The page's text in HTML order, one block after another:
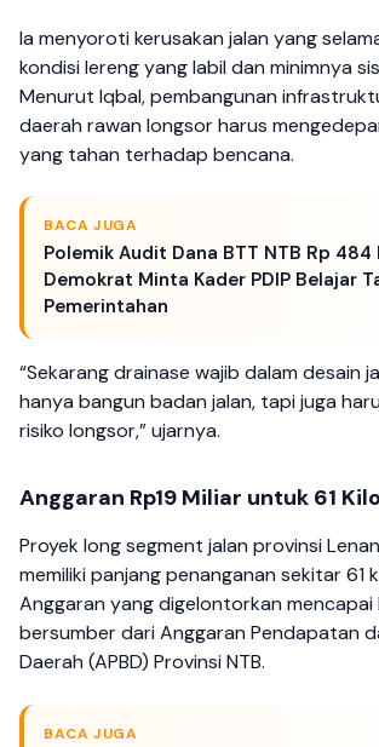
Ia menyoroti kerusakan jalan yang
kondisi lereng yang labil dan minimnya
Menurut Iqbal, pembangunan
daerah rawan longsor harus
yang tahan terhadap bencana.
BACA JUGA
Polemik Audit Dana BTT NTB Rp 484
Demokrat Minta Kader PDIP Belajar
Pemerintahan
“Sekarang drainase wajib dalam desain
hanya bangun badan jalan, tapi juga
risiko longsor,” ujarnya.
Anggaran Rp19 Miliar untuk 61
Proyek long segment jalan provinsi
memiliki panjang penanganan sekitar 61
Anggaran yang digelontorkan mencapai
bersumber dari Anggaran Pendapatan
Daerah (APBD) Provinsi NTB.
BACA JUGA